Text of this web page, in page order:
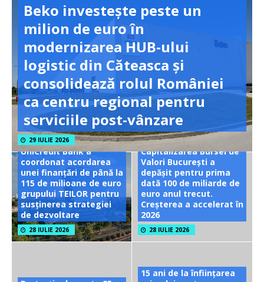
Beko investește peste un
milion de euro în
modernizarea HUB-ului
logistic din Căteasca și
consolidează rolul României
ca centru regional pentru
serviciile post-vânzare
29 IULIE 2026
UniCredit Bank a
coordonat acordarea
unei finanțări de până la
115 de milioane de euro
grupului TEILOR pentru
susținerea strategiei
de dezvoltare
28 IULIE 2026
Capitalizarea Bursei de
Valori București a
depășit pentru prima
dată 100 de miliarde de
euro anul trecut.
Creșterea a accelerat în
2026
28 IULIE 2026
15 ani de la înființarea